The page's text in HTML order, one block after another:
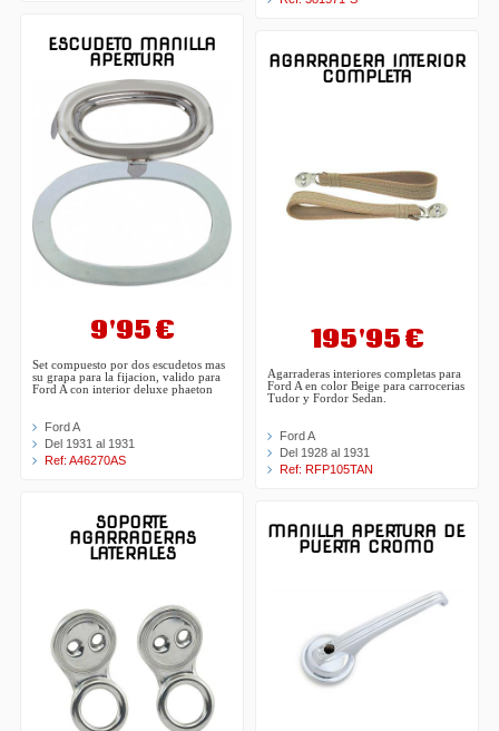
ESCUDETO MANILLA
APERTURA
9'95 €
Set compuesto por dos escudetos mas
su grapa para la fijacion, valido para
Ford A con interior deluxe phaeton
Ford A
Del 1931 al 1931
Ref: A46270AS
SOPORTE
AGARRADERAS
LATERALES
AGARRADERA INTERIOR
COMPLETA
195'95 €
Agarraderas interiores completas para
Ford A en color Beige para carrocerias
Tudor y Fordor Sedan.
Ford A
Del 1928 al 1931
Ref: RFP105TAN
MANILLA APERTURA DE
PUERTA CROMO